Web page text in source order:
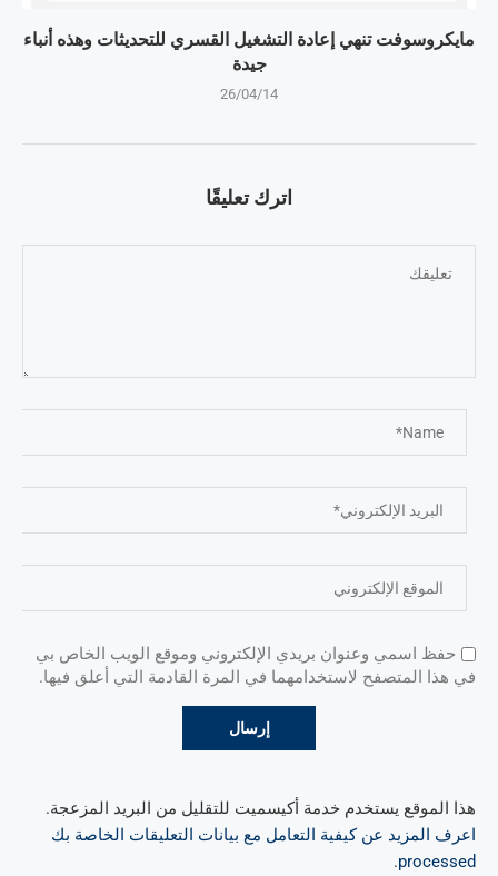
مايكروسوفت تنهي إعادة التشغيل القسري للتحديثات وهذه أنباء
جيدة
26/04/14
اترك تعليقًا
حفظ اسمي وعنوان بريدي الإلكتروني وموقع الويب الخاص بي
في هذا المتصفح لاستخدامهما في المرة القادمة التي أعلق فيها.
هذا الموقع يستخدم خدمة أكيسميت للتقليل من البريد المزعجة.
اعرف المزيد عن كيفية التعامل مع بيانات التعليقات الخاصة بك
processed
.